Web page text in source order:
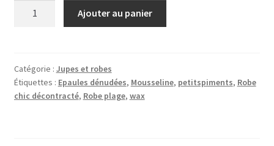
dénudées
Ajouter au panier
Catégorie : Jupes et robes
Étiquettes : Epaules dénudées, Mousseline, petitspiments, Robe
chic décontracté, Robe plage, wax